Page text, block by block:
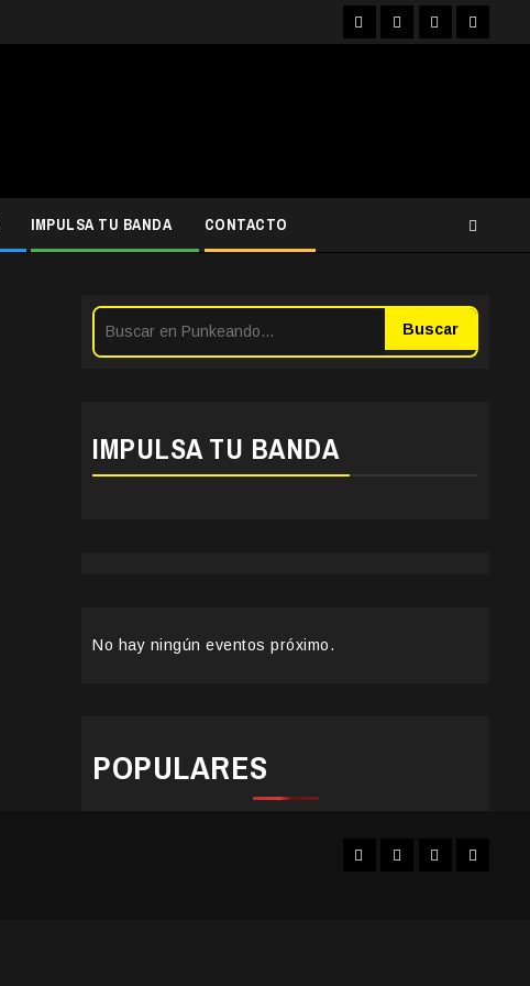
FacebookInstagram
YouTubeTwitter
IMPULSA TU BANDA CONTACTO
Buscar
IMPULSA TU BANDA
No hay ningún eventos próximo.
POPULARES
FacebookInstagram
YouTubeTwitter